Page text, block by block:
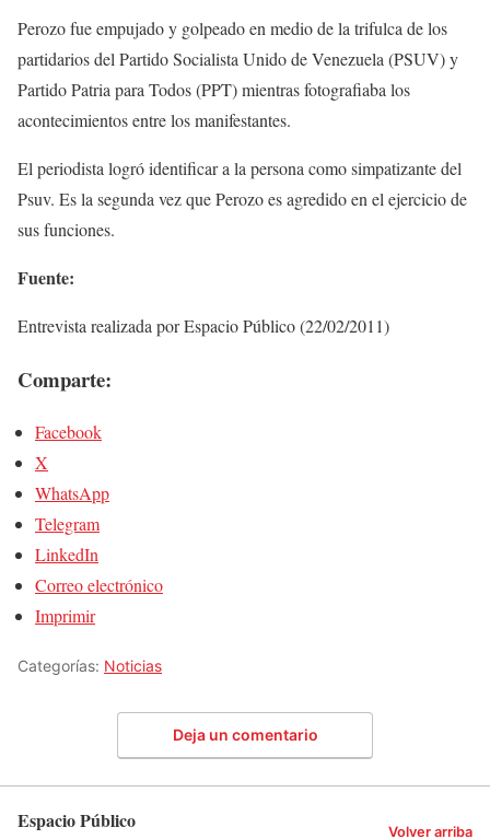
Perozo fue empujado y golpeado en medio de la trifulca de los
partidarios del Partido Socialista Unido de Venezuela (PSUV) y
Partido Patria para Todos (PPT) mientras fotografiaba los
acontecimientos entre los manifestantes.
El periodista logró identificar a la persona como simpatizante del
Psuv. Es la segunda vez que Perozo es agredido en el ejercicio de
sus funciones.
Fuente:
Entrevista realizada por Espacio Público (22/02/2011)
Comparte:
Facebook
X
WhatsApp
Telegram
LinkedIn
Correo electrónico
Imprimir
Categorías: Noticias
Deja un comentario
Espacio Público Volver arriba